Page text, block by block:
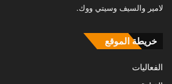
لامير والسيف وسيتي ووك.
خريطة الموقع
الفعاليات